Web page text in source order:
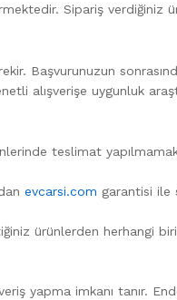
Sipariş
Başvurunuzun
alışverişe uygunluk
teslimat
evcarsi.com garantisi ile
ürünlerden
yapma imkanı tanır.